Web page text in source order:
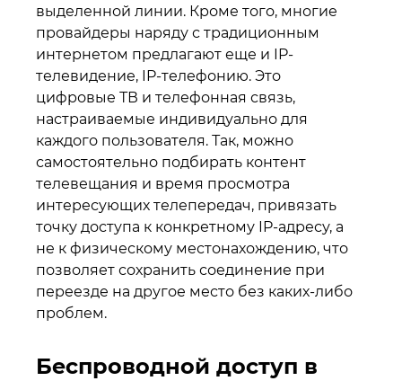
выделенной линии. Кроме того, многие
провайдеры наряду с традиционным
интернетом предлагают еще и IP-
телевидение, IP-телефонию. Это
цифровые ТВ и телефонная связь,
настраиваемые индивидуально для
каждого пользователя. Так, можно
самостоятельно подбирать контент
телевещания и время просмотра
интересующих телепередач, привязать
точку доступа к конкретному IP-адресу, а
не к физическому местонахождению, что
позволяет сохранить соединение при
переезде на другое место без каких-либо
проблем.
Беспроводной доступ в